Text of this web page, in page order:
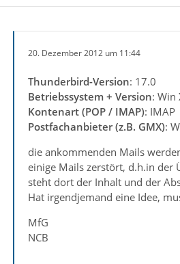
20. Dezember 2012 um 11:44
Thunderbird-Version: 17.0
Betriebssystem + Version: Win
Kontenart (POP / IMAP): IMAP
Postfachanbieter (z.B. GMX):
die ankommenden Mails
einige Mails zerstört, d.h.in der
steht dort der Inhalt und der
Hat irgendjemand eine Idee,
MfG
NCB